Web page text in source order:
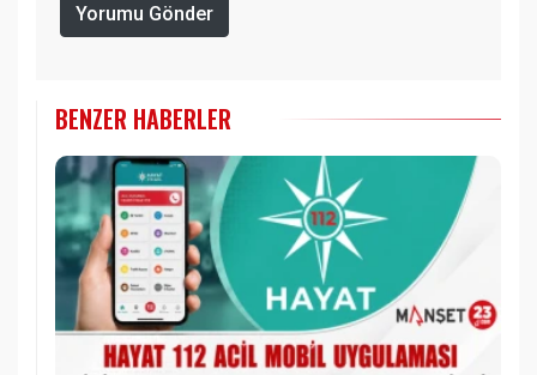
Yorumu Gönder
BENZER HABERLER